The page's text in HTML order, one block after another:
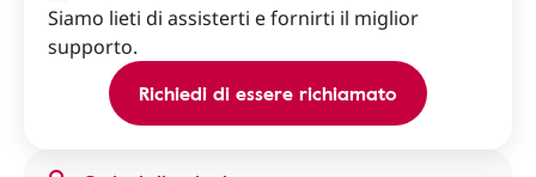
Siamo lieti di assisterti e fornirti il miglior
supporto.
Richiedi di essere richiamato